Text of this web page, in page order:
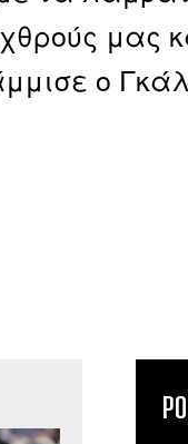
μας
ο